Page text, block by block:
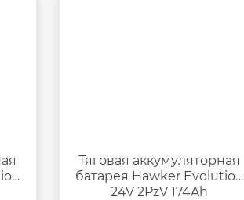
Тяговая аккумуляторная
батарея Hawker Evolution
24V 2PzV 174Ah